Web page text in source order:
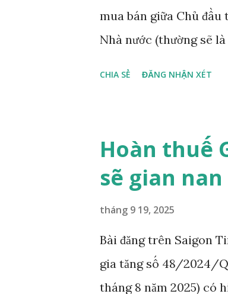
mua bán giữa Chủ
Nhà nước (thường sẽ
CHIA SẺ ĐĂNG NHẬN XÉT
Hoàn thuế
sẽ gian
tháng 9 19, 2025
Bài đăng trên Saigon
gia tăng số 48/2024/
tháng 8 năm 2025) có